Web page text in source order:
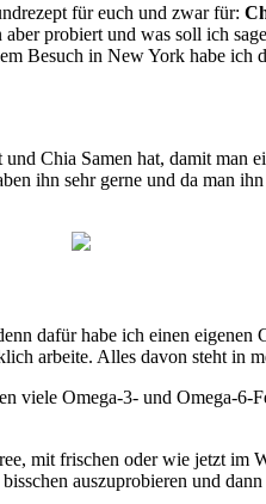
für euch und zwar für:
probiert und was soll ich
Besuch in New York habe
Chia Samen hat, damit
ihn sehr gerne und da man
dafür habe ich einen
arbeite. Alles davon steht in
viele Omega-3- und Omega-
mit frischen oder wie jetzt
auszuprobieren und